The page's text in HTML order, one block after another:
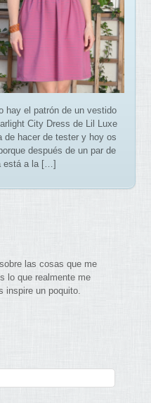
hay el patrón de un vestido
City Dress de Lil Luxe
de hacer de tester y hoy os
después de un par de
está a la […]
las cosas que me
lo que realmente me
inspire un poquito.